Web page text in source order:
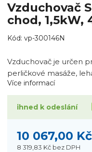
Vzduchovač
chod, 1,5kW,
Kód: vp-300146N
Vzduchovač je určen
perličkové masáže,
Více informací
ihned k odeslání
10 067,00 Kč
8 319,83 Kč bez DPH